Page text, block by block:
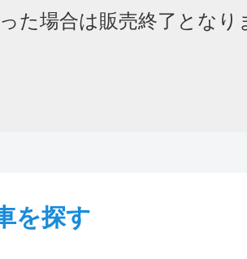
た場合は販売終了となり
を探す